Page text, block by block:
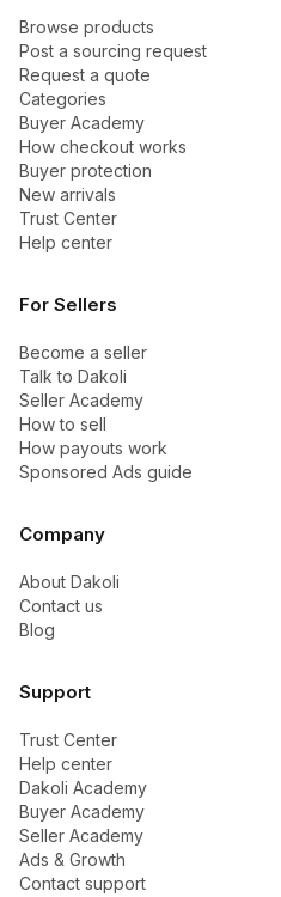
Browse products
Post a sourcing request
Request a quote
Categories
Buyer Academy
How checkout works
Buyer protection
New arrivals
Trust Center
Help center
For Sellers
Become a seller
Talk to Dakoli
Seller Academy
How to sell
How payouts work
Sponsored Ads guide
Company
About Dakoli
Contact us
Blog
Support
Trust Center
Help center
Dakoli Academy
Buyer Academy
Seller Academy
Ads & Growth
Contact support